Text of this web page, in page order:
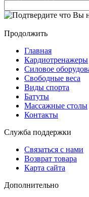
Продолжить
Главная
Кардиотренажеры
Силовое
Свободные веса
Виды спорта
Батуты
Массажные столы
Контакты
Служба поддержки
Связаться с нами
Возврат товара
Карта сайта
Дополнительно